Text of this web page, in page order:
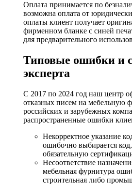
Оплата принимается по
возможна оплата от
оплаты клиент получает
фирменном бланке с синей
для предварительного
Типовые ошибки и
эксперта
С 2017 по 2024 год наш центр
отказных писем на мебельную
российских и зарубежных
распространенные ошибки
Некорректное указание
ошибочно выбирается
обязательную
Несоответствие
мебельная фурнитура
строительная либо